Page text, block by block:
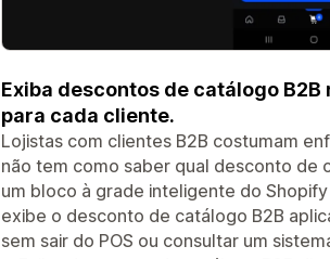
Exiba descontos de catálogo
para cada cliente.
Lojistas com clientes B2B costumam
não tem como saber qual desconto de
um bloco à grade inteligente do
exibe o desconto de catálogo B2B
sem sair do POS ou consultar um